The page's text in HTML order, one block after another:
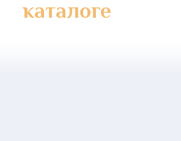
каталоге